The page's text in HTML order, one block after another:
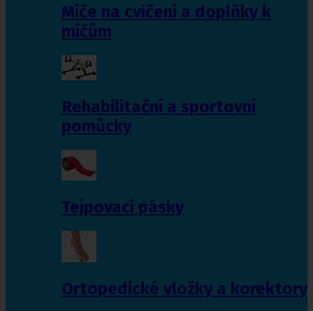
Míče na cvičení a doplňky k
míčům
Rehabilitační a sportovní
pomůcky
Tejpovací pásky
Ortopedické vložky a korektory